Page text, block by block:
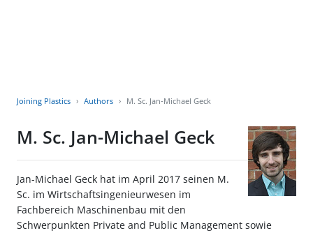
Joining Plastics Authors M. Sc. Jan-Michael Geck
M. Sc. Jan-Michael Geck
Jan-Michael Geck hat im April 2017 seinen M.
Sc. im Wirtschaftsingenieurwesen im
Fachbereich Maschinenbau mit den
Schwerpunkten Private and Public Management sowie